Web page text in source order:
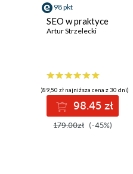
98 pkt
SEO w praktyce
Artur Strzelecki
(89,50 zł najniższa cena z 30 dni)
98.45 zł
179.00zł (-45%)